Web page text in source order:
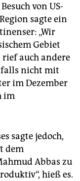
von US-
sagte ein
„Wir
Gebiet
rief auch andere
nicht mit
im Dezember
im
sagte jedoch,
dem
Abbas zu
hieß es.